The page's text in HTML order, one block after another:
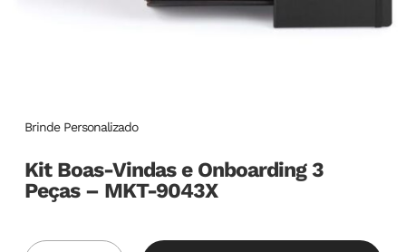
Brinde Personalizado
Kit Boas-Vindas e Onboarding 3
Peças – MKT-9043X